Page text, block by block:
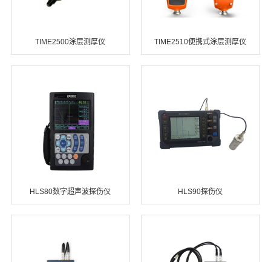
TIME2500涂层测厚仪 TIME2510便携式涂层测厚仪
HLS80数字超声波探伤仪 HLS90探伤仪